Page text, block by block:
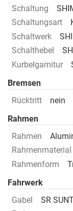
Schaltung
Schaltungsart
Schaltwerk
Schalthebel
Kurbelgarnitur
Bremsen
Rücktritt
nein
Rahmen
Rahmen
Rahmenmaterial
Rahmenform
Fahrwerk
Gabel
SR